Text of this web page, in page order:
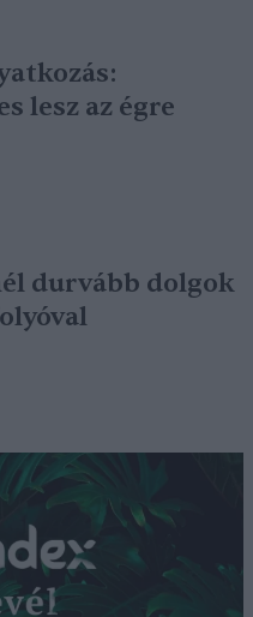
lesz az égre
durvább dolgok